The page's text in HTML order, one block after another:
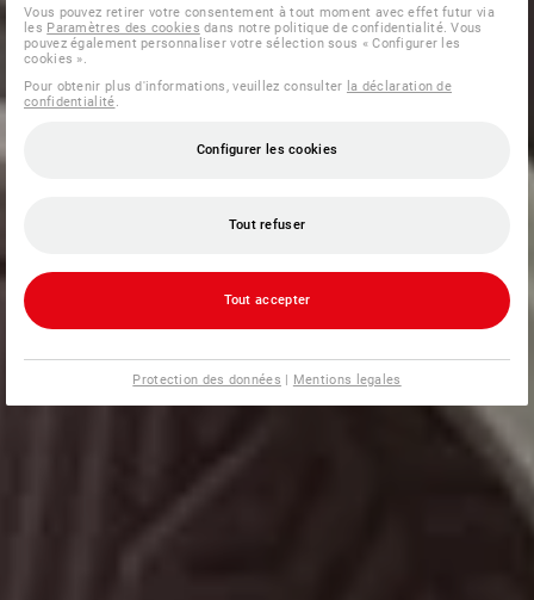
Vous pouvez retirer votre consentement à tout moment avec effet futur via
les Paramètres des cookies dans notre politique de confidentialité. Vous
pouvez également personnaliser votre sélection sous « Configurer les
cookies ».
Pour obtenir plus d'informations, veuillez consulter la déclaration de
confidentialité
Configurer les cookies
Tout refuser
Tout accepter
Protection des données | Mentions legales